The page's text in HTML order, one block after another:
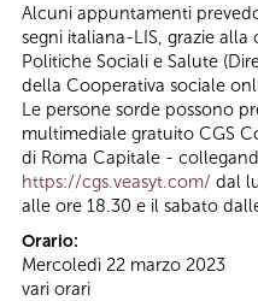
Alcuni appuntamenti
segni italiana-LIS, grazie
Politiche Sociali e Salute
della Cooperativa sociale
Le persone sorde possono
multimediale gratuito CGS
di Roma Capitale -
https://cgs.veasyt.com/ dal
alle ore 18.30 e il sabato
Orario:
Mercoledì 22 marzo 2023
vari orari